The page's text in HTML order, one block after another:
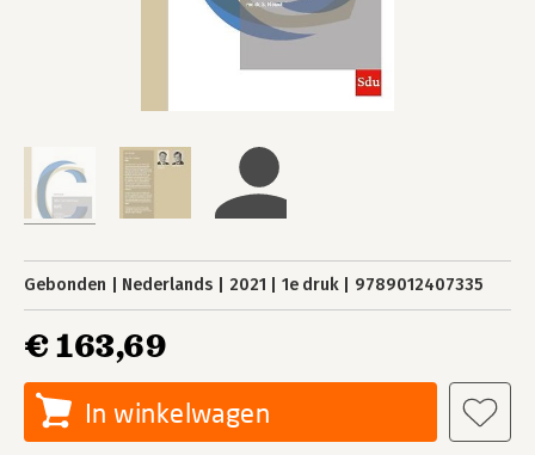
Gebonden Nederlands 2021 1e druk 9789012407335
€ 163,69
In winkelwagen